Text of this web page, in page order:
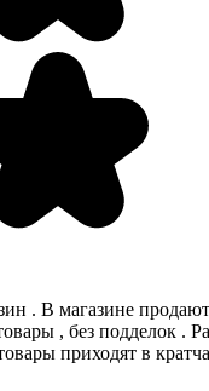
. В магазине
, без подделок .
приходят в